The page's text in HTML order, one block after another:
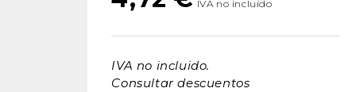
IVA no incluido.
Consultar descuentos